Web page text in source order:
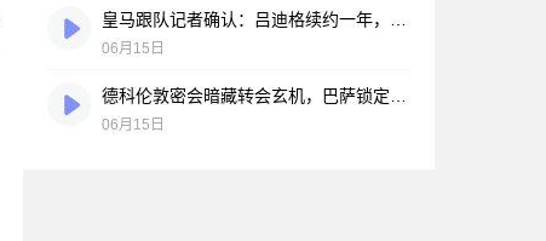
06月15日
06月15日